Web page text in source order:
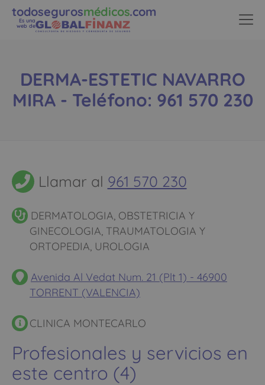
todosegurosmédicos.com
Es una
web de
DERMA-ESTETIC NAVARRO
MIRA - Teléfono: 961 570 230
Llamar al 961 570 230
DERMATOLOGIA, OBSTETRICIA Y
GINECOLOGIA, TRAUMATOLOGIA Y
ORTOPEDIA, UROLOGIA
Avenida Al Vedat Num. 21 (Plt 1) - 46900
TORRENT (VALENCIA)
CLINICA MONTECARLO
Profesionales y servicios en
este centro (4)